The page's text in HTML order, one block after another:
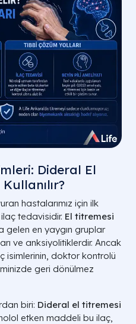
Dideral El
hastalarımız için ilk
ilaç tedavisidir. El titremesi
gelen en yaygın gruplar
ve anksiyolitiklerdir. Ancak
isimlerinin, doktor kontrolü
geri dönülmez
biri: Dideral el titremesi
etken maddeli bu ilaç,